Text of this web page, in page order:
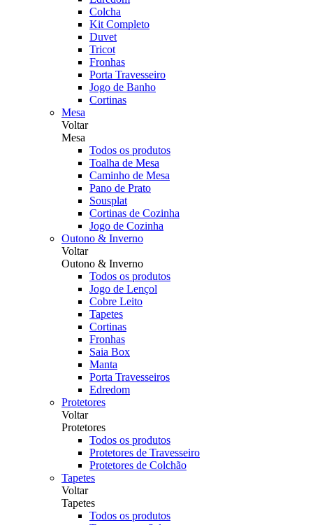
Colcha
Kit Completo
Duvet
Tricot
Fronhas
Porta Travesseiro
Jogo de Banho
Cortinas
Mesa
Voltar
Mesa
Todos os produtos
Toalha de Mesa
Caminho de Mesa
Pano de Prato
Sousplat
Cortinas de Cozinha
Jogo de Cozinha
Outono & Inverno
Voltar
Outono & Inverno
Todos os produtos
Jogo de Lençol
Cobre Leito
Tapetes
Cortinas
Fronhas
Saia Box
Manta
Porta Travesseiros
Edredom
Protetores
Voltar
Protetores
Todos os produtos
Protetores de Travesseiro
Protetores de Colchão
Tapetes
Voltar
Tapetes
Todos os produtos